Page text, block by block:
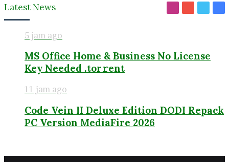
Latest News
5 jam ago
MS Office Home & Business No License
Key Needed .tоr𝚛еnt
11 jam ago
Code Vein II Deluxe Edition DODI Repack
PC Version MediaFire 2026